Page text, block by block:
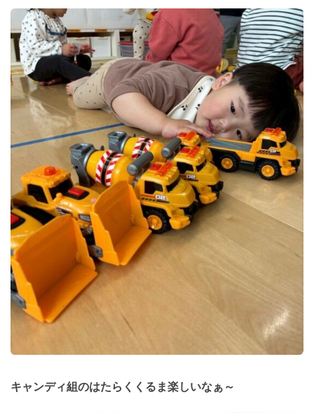
キャンディ組のはたらくくるま楽しいなぁ～